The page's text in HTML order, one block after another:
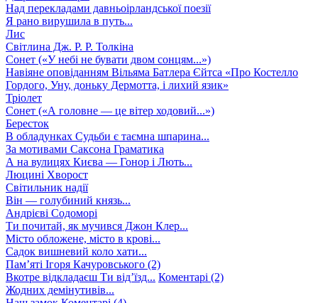
Над перекладами давньоірландської поезії
Я рано вирушила в путь...
Лис
Світлина Дж. Р. Р. Толкіна
Сонет («У небі не бувати двом сонцям...»)
Навіяне оповіданням Вільяма Батлера Єйтса «Про Костелло
Гордого, Уну, доньку Дермотта, і лихий язик»
Тріолет
Сонет («А головне — це вітер ходовий...»)
Бересток
В обладунках Судьби є таємна шпарина...
За мотивами Саксона Граматика
А на вулицях Києва — Гонор і Лють...
Люцині Хворост
Світильник надії
Він — голубиний князь...
Андрієві Содоморі
Ти почитай, як мучився Джон Клер...
Місто обложене, місто в крові...
Садок вишневий коло хати...
Пам’яті Ігоря Качуровського (2)
Вкотре відкладаєш Ти від’їзд... Коментарі (2)
Жодних демінутивів...